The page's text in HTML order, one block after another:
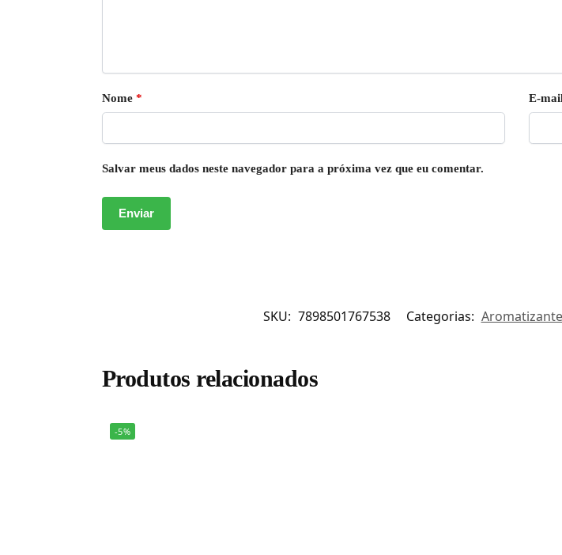
Nome * E-
Salvar meus dados neste navegador para a próxima vez que eu comentar.
SKU: 7898501767538 Categorias:
Produtos relacionados
-5%